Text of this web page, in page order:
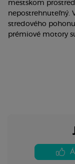
mestskom
nepostrehnuteľný.
stredového
prémiové motory